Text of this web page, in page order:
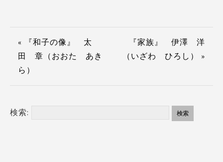
« 『和子の像』 太
田 章（おおた あき
ら）
『家族』 伊澤 洋
（いざわ ひろし） »
検索: